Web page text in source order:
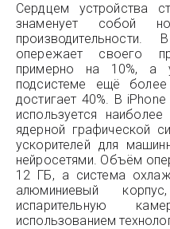
Сердцем устройства
знаменует собой
опережает своего
примерно на 10%, а
подсистеме ещё
достигает 40%. В
используется
ядерной графической
ускорителей для
нейросетями. Объём
12 ГБ, а система
алюминиевый
испарительную
использованием